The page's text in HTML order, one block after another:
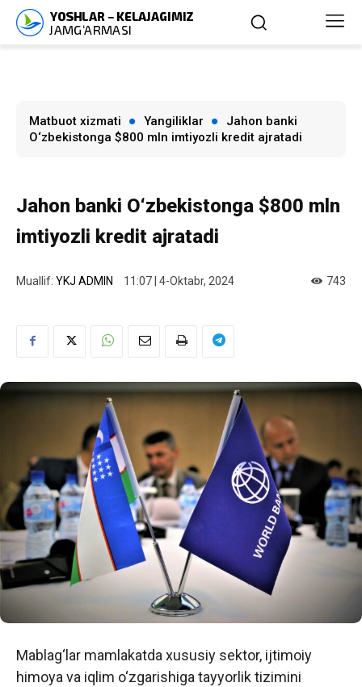
Matbuot xizmati Yangiliklar
Jahon banki
O‘zbekistonga $800 mln imtiyozli kredit ajratadi
Jahon banki O‘zbekistonga $800 mln
imtiyozli kredit ajratadi
Muallif: YKJ ADMIN 11:07 | 4-Oktabr, 2024 743
Mablag‘lar mamlakatda xususiy sektor, ijtimoiy
himoya va iqlim o‘zgarishiga tayyorlik tizimini